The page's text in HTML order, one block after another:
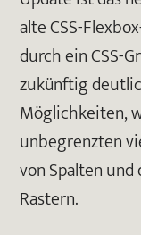
alte CSS-
durch ein CSS-
zukünftig
Möglichkeiten,
unbegrenzten
von Spalten
Rastern.